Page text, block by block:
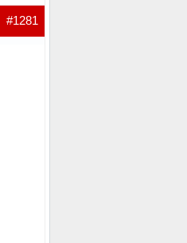
#1281